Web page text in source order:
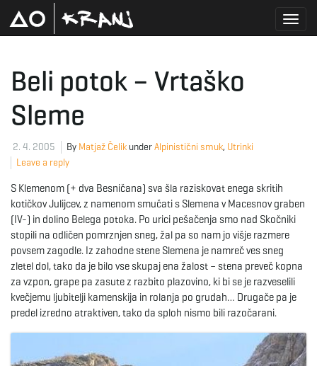
g
l
e
Beli potok – Vrtaško
Sleme
2. 4. 2005 By Matjaž Čelik underAlpinistični smuk, Utrinki
Leave a reply
S Klemenom (+ dva Besničana) sva šla raziskovat enega skritih
kotičkov Julijcev, z namenom smučati s Slemena v Macesnov graben
(IV-) in dolino Belega potoka. Po urici pešačenja smo nad Skočniki
stopili na odličen pomrznjen sneg, žal pa so nam jo višje razmere
povsem zagodle. Iz zahodne stene Slemena je namreč ves sneg
zletel dol, tako da je bilo vse skupaj ena žalost – stena preveč kopna
za vzpon, grape pa zasute z razbito plazovino, ki bi se je razveselili
kvečjemu ljubitelji kamenskija in rolanja po grudah… Drugače pa je
predel izredno atraktiven, tako da sploh nismo bili razočarani.